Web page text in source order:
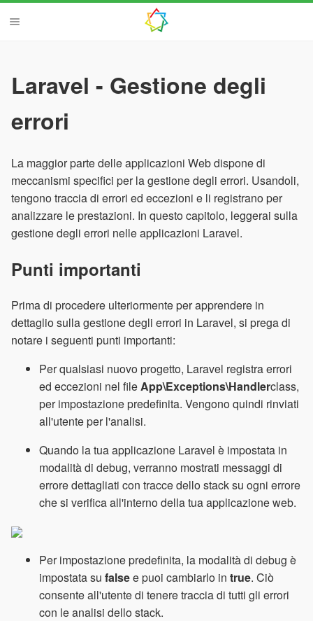
Laravel - Gestione degli
errori
La maggior parte delle applicazioni Web dispone di
meccanismi specifici per la gestione degli errori. Usandoli,
tengono traccia di errori ed eccezioni e li registrano per
analizzare le prestazioni. In questo capitolo, leggerai sulla
gestione degli errori nelle applicazioni Laravel.
Punti importanti
Prima di procedere ulteriormente per apprendere in
dettaglio sulla gestione degli errori in Laravel, si prega di
notare i seguenti punti importanti:
Per qualsiasi nuovo progetto, Laravel registra errori
ed eccezioni nel fileApp\Exceptions\Handlerclass,
per impostazione predefinita. Vengono quindi rinviati
all'utente per l'analisi.
Quando la tua applicazione Laravel è impostata in
modalità di debug, verranno mostrati messaggi di
errore dettagliati con tracce dello stack su ogni errore
che si verifica all'interno della tua applicazione web.
Per impostazione predefinita, la modalità di debug è
impostata su falsee puoi cambiarlo in true. Ciò
consente all'utente di tenere traccia di tutti gli errori
con le analisi dello stack.